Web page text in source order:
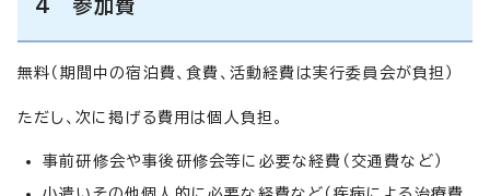
4 参加費
無料（期間中の宿泊費、食費、活動経費は実行委員会が負担）
ただし、次に掲げる費用は個人負担。
事前研修会や事後研修会等に必要な経費（交通費など）